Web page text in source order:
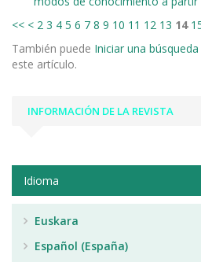
<< < 2 3 4 5 6 7 8 9 10 11 12 13 14
También puede Iniciar una
este artículo.
INFORMACIÓN DE LA REVISTA
Idioma
Euskara
Español (España)